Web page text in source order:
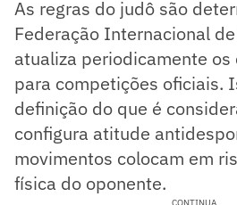
As regras do judô são
Federação Internacional
atualiza periodicamente
para competições oficiais.
definição do que é
configura atitude
movimentos colocam em
física do oponente.
CONTINUA